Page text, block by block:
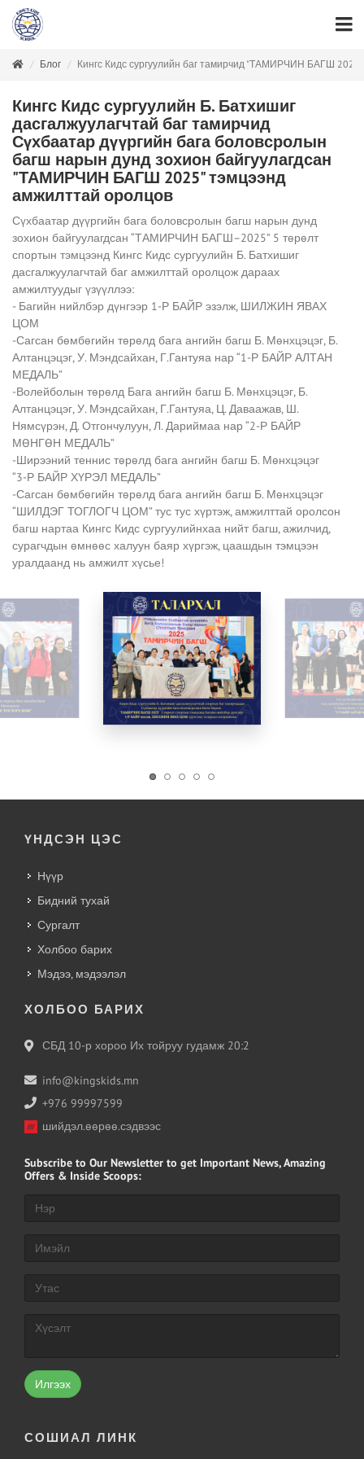
Блог Кингс Кидс сургуулийн баг тамирчид "ТАМИРЧИН БАГШ 2025"
Кингс Кидс сургуулийн Б. Батхишиг
дасгалжуулагчтай баг тамирчид
Сүхбаатар дүүргийн бага боловсролын
багш нарын дунд зохион байгуулагдсан
"ТАМИРЧИН БАГШ 2025" тэмцээнд
амжилттай оролцов
Сүхбаатар дүүргийн бага боловсролын багш нарын дунд
зохион байгуулагдсан “ТАМИРЧИН БАГШ–2025” 5 төрөлт
спортын тэмцээнд Кингс Кидс сургуулийн Б. Батхишиг
дасгалжуулагчтай баг амжилттай оролцож дараах
амжилтуудыг үзүүллээ:
- Багийн нийлбэр дүнгээр 1-Р БАЙР эзэлж, ШИЛЖИН ЯВАХ
ЦОМ
-Сагсан бөмбөгийн төрөлд бага ангийн багш Б. Мөнхцэцэг, Б.
Алтанцэцэг, У. Мэндсайхан, Г.Гантуяа нар “1-Р БАЙР АЛТАН
МЕДАЛЬ”
-Волейболын төрөлд Бага ангийн багш Б. Мөнхцэцэг, Б.
Алтанцэцэг, У. Мэндсайхан, Г.Гантуяа, Ц. Даваажав, Ш.
Нямсүрэн, Д. Отгончулуун, Л. Дариймаа нар “2-Р БАЙР
МӨНГӨН МЕДАЛЬ”
-Ширээний теннис төрөлд бага ангийн багш Б. Мөнхцэцэг
“3-Р БАЙР ХҮРЭЛ МЕДАЛЬ”
-Сагсан бөмбөгийн төрөлд бага ангийн багш Б. Мөнхцэцэг
“ШИЛДЭГ ТОГЛОГЧ ЦОМ” тус тус хүртэж, амжилттай оролсон
багш нартаа Кингс Кидс сургуулийнхаа нийт багш, ажилчид,
сурагчдын өмнөөс халуун баяр хүргэж, цаашдын тэмцээн
уралдаанд нь амжилт хүсье!
ҮНДСЭН ЦЭС
Нүүр
Бидний тухай
Сургалт
Холбоо барих
Мэдээ, мэдээлэл
ХОЛБОО БАРИХ
СБД 10-р хороо Их тойруу гудамж 20:2
info@kingskids.mn
+976 99997599
шийдэл.өөрөө.сэдвээс
Subscribe to Our Newsletter to get Important News, Amazing
Offers & Inside Scoops:
Илгээх
СОШИАЛ ЛИНК